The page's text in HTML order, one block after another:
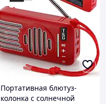
Портативная блютуз-
колонка с солнечной